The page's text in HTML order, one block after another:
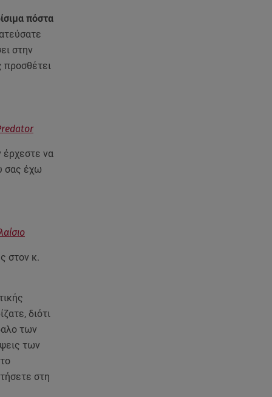
πόστα
στην
προσθέτει
έρχεστε να
σας έχω
στον κ.
διότι
των
των
στη